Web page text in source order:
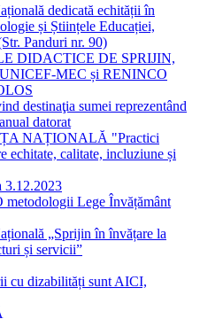
dedicată echității în
și Științele Educației,
Panduri nr. 90)
DIDACTICE DE SPRIJIN,
UNICEF-MEC și RENINCO
destinaţia sumei reprezentând
datorat
NAȚIONALĂ "Practici
echitate, calitate, incluziune și
3.12.2023
Lege Învățământ
„Sprijin în învățare la
și servicii”
cu dizabilități sunt AICI,